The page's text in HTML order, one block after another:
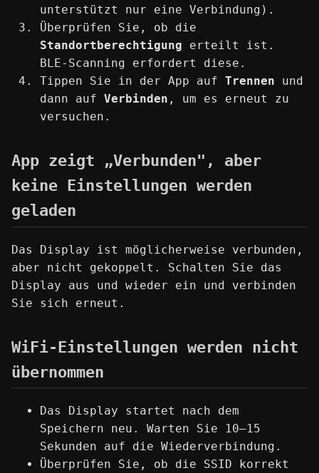
unterstützt nur eine Verbindung).
Überprüfen Sie, ob die
Standortberechtigung erteilt ist.
BLE-Scanning erfordert diese.
Tippen Sie in der App auf Trennen und
dann auf Verbinden , um es erneut zu
versuchen.
App zeigt „Verbunden", aber
keine Einstellungen werden
geladen
Das Display ist möglicherweise verbunden,
aber nicht gekoppelt. Schalten Sie das
Display aus und wieder ein und verbinden
Sie sich erneut.
WiFi-Einstellungen werden nicht
übernommen
Das Display startet nach dem
Speichern neu. Warten Sie 10–15
Sekunden auf die Wiederverbindung.
Überprüfen Sie, ob die SSID korrekt